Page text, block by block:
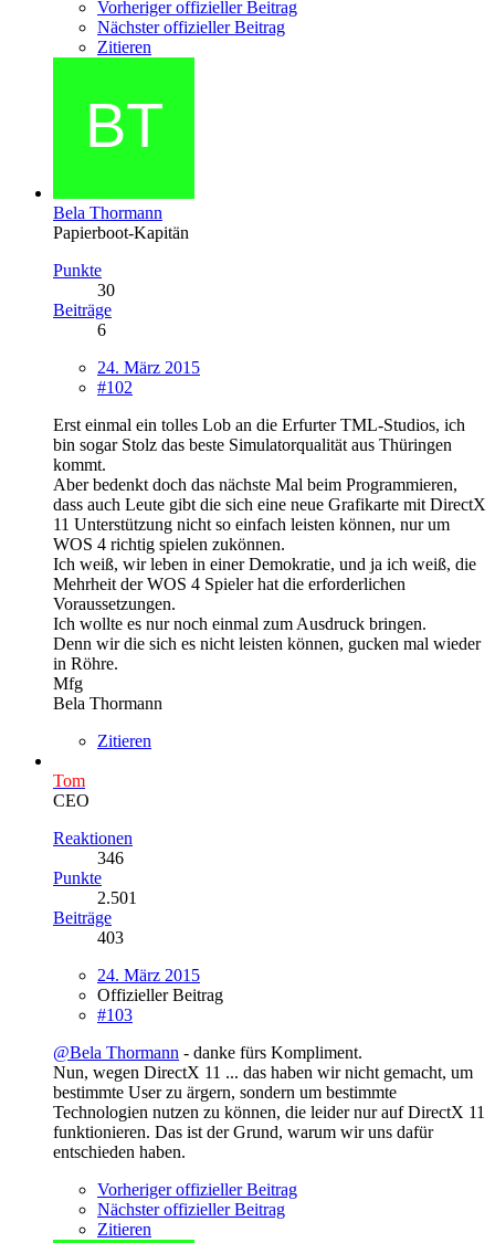
Vorheriger offizieller Beitrag
Nächster offizieller Beitrag
Zitieren
Bela Thormann
Papierboot-Kapitän
Punkte
30
Beiträge
6
24. März 2015
#102
Erst einmal ein tolles Lob an die Erfurter TML-Studios, ich
bin sogar Stolz das beste Simulatorqualität aus Thüringen
kommt.
Aber bedenkt doch das nächste Mal beim Programmieren,
dass auch Leute gibt die sich eine neue Grafikarte mit DirectX
11 Unterstützung nicht so einfach leisten können, nur um
WOS 4 richtig spielen zukönnen.
Ich weiß, wir leben in einer Demokratie, und ja ich weiß, die
Mehrheit der WOS 4 Spieler hat die erforderlichen
Voraussetzungen.
Ich wollte es nur noch einmal zum Ausdruck bringen.
Denn wir die sich es nicht leisten können, gucken mal wieder
in Röhre.
Mfg
Bela Thormann
Zitieren
Tom
CEO
Reaktionen
346
Punkte
2.501
Beiträge
403
24. März 2015
Offizieller Beitrag
#103
@Bela Thormann - danke fürs Kompliment.
Nun, wegen DirectX 11 ... das haben wir nicht gemacht, um
bestimmte User zu ärgern, sondern um bestimmte
Technologien nutzen zu können, die leider nur auf DirectX 11
funktionieren. Das ist der Grund, warum wir uns dafür
entschieden haben.
Vorheriger offizieller Beitrag
Nächster offizieller Beitrag
Zitieren